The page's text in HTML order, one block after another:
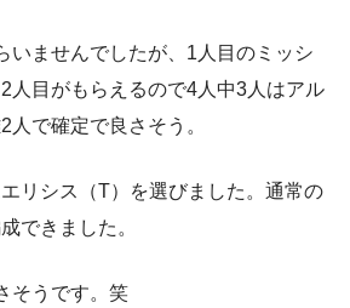
いませんでしたが、1人目のミッシ
人目がもらえるので4人中3人はアル
人で確定で良さそう。
リシス（T）を選びました。通常の
できました。
そうです。笑